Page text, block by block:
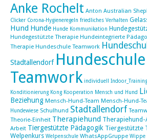
Anke Rochelt Anton Australian
Clicker Corona-Hygieneregeln friedliches Verhalten
Hund Hunde Hunde Kommunikation
Hundegestützte Therapie Hundeintegrierte
Therapie Hundeschule Teamwork
Stadtallendorf Hundeschule
Teamwork individuell Indoor_Training
Konditionierung Kong Kooperation Mensch und Hund
Beziehung Mensch-Hund-Team Mensch-Hund-
Hundewiese Schulhund Stadtallendorf
Theorie-Einheit Therapiehund Therapiehund-
Arbeit Tiergestützte Pädagogik Tiergestützte
Welpenkurs Welpenschule WhatsAppGruppe Wippe